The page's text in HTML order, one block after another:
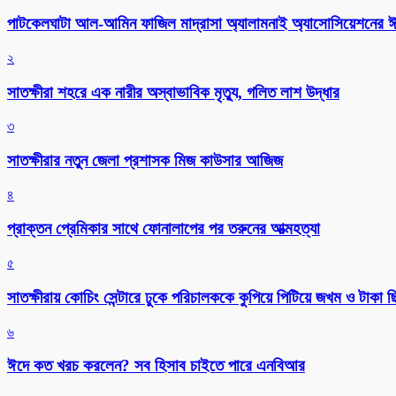
পাটকেলঘাটা আল-আমিন ফাজিল মাদ্রাসা অ্যালামনাই অ্যাসোসিয়েশনের
২
সাতক্ষীরা শহরে এক নারীর অস্বাভাবিক মৃত্যু, গলিত লাশ উদ্ধার
৩
সাতক্ষীরার নতুন জেলা প্রশাসক মিজ কাউসার আজিজ
৪
প্রাক্তন প্রেমিকার সাথে ফোনালাপের পর তরুনের আত্মহত্যা
৫
সাতক্ষীরায় কোচিং সেন্টারে ঢুকে পরিচালককে কুপিয়ে পিটিয়ে জখম ও টাকা
৬
ঈদে কত খরচ করলেন? সব হিসাব চাইতে পারে এনবিআর